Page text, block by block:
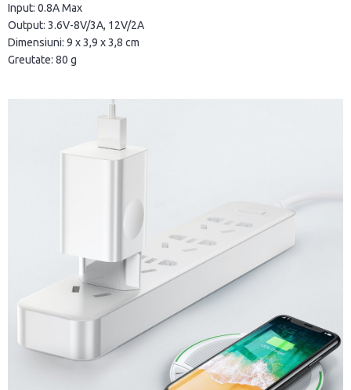
Input: 0.8A Max
Output: 3.6V-8V/3A, 12V/2A
Dimensiuni: 9 x 3,9 x 3,8 cm
Greutate: 80 g